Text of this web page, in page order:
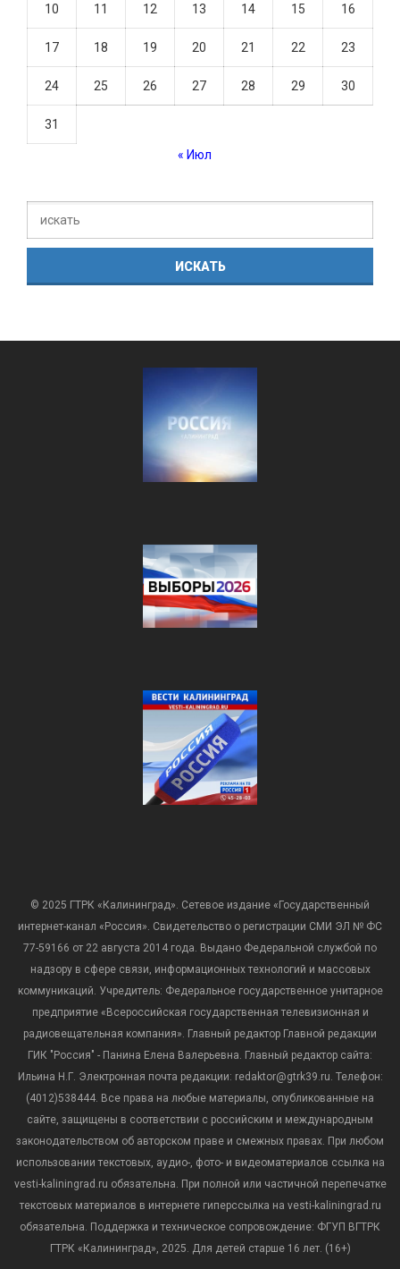
10 11 12 13 14 15 16
17 18 19 20 21 22 23
24 25 26 27 28 29 30
31
« Июл
© 2025 ГТРК «Калининград». Сетевое издание «Государственный
интернет-канал «Россия». Свидетельство о регистрации СМИ ЭЛ № ФС
77-59166 от 22 августа 2014 года. Выдано Федеральной службой по
надзору в сфере связи, информационных технологий и массовых
коммуникаций. Учредитель: Федеральное государственное унитарное
предприятие «Всероссийская государственная телевизионная и
радиовещательная компания». Главный редактор Главной редакции
ГИК "Россия" - Панина Елена Валерьевна. Главный редактор сайта:
Ильина Н.Г. Электронная почта редакции: redaktor@gtrk39.ru. Телефон:
(4012)538444. Все права на любые материалы, опубликованные на
сайте, защищены в соответствии с российским и международным
законодательством об авторском праве и смежных правах. При любом
использовании текстовых, аудио-, фото- и видеоматериалов ссылка на
vesti-kaliningrad.ru обязательна. При полной или частичной перепечатке
текстовых материалов в интернете гиперссылка на vesti-kaliningrad.ru
обязательна. Поддержка и техническое сопровождение: ФГУП ВГТРК
ГТРК «Калининград», 2025. Для детей старше 16 лет. (16+)